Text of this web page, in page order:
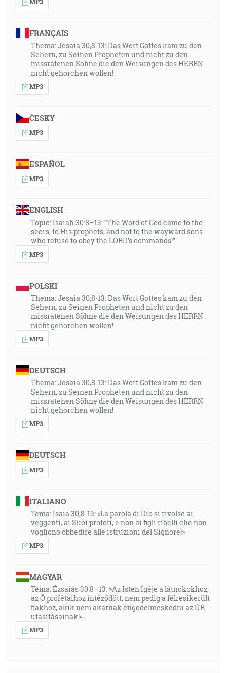
FRANÇAIS
Thema: Jesaia 30,8-13: Das Wort Gottes kam zu den
Sehern, zu Seinen Propheten und nicht zu den
missratenen Söhne die den Weisungen des HERRN
nicht gehorchen wollen!
MP3
ČESKY
MP3
ESPAÑOL
MP3
ENGLISH
Topic: Isaiah 30:8–13: “The Word of God came to the
seers, to His prophets, and not to the wayward sons
who refuse to obey the LORD’s commands!”
MP3
POLSKI
Thema: Jesaia 30,8-13: Das Wort Gottes kam zu den
Sehern, zu Seinen Propheten und nicht zu den
missratenen Söhne die den Weisungen des HERRN
nicht gehorchen wollen!
MP3
DEUTSCH
Thema: Jesaia 30,8-13: Das Wort Gottes kam zu den
Sehern, zu Seinen Propheten und nicht zu den
missratenen Söhne die den Weisungen des HERRN
nicht gehorchen wollen!
MP3
DEUTSCH
MP3
ITALIANO
Tema: Isaia 30,8-13: «La parola di Dio si rivolse ai
veggenti, ai Suoi profeti, e non ai figli ribelli che non
vogliono obbedire alle istruzioni del Signore!»
MP3
MAGYAR
Téma: Ézsaiás 30:8–13: »Az Isten Igéje a látnokokhoz,
az Ő prófétáihoz intéződött, nem pedig a félresikerült
fiakhoz, akik nem akarnak engedelmeskedni az ÚR
utasításainak!«
MP3